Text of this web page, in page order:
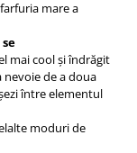
mare a
mai cool și îndrăgit
nevoie de a doua
între elementul
moduri de